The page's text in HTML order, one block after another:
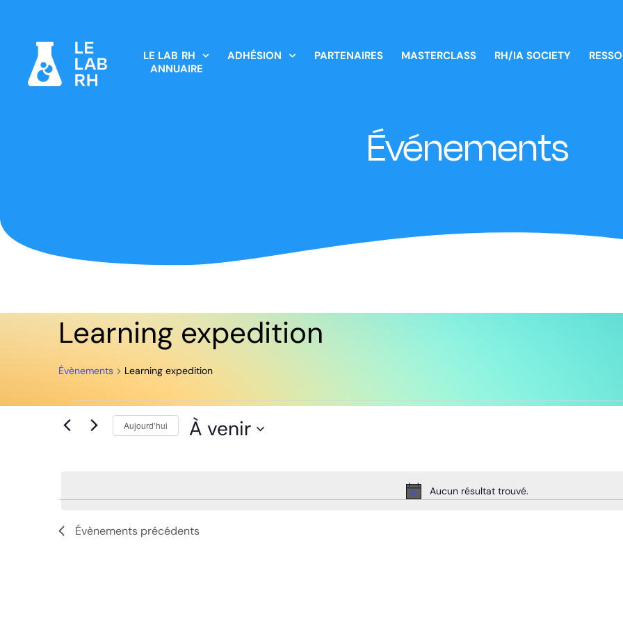
LE LAB RH ADHÉSION PARTENAIRES MASTERCLASS RH/IA SOCIETY
ANNUAIRE
Événements
Learning expedition
Évènements Learning expedition
Notice
Aucun résultat trouvé.
Aujourd’hui À venir
Évènements précédents